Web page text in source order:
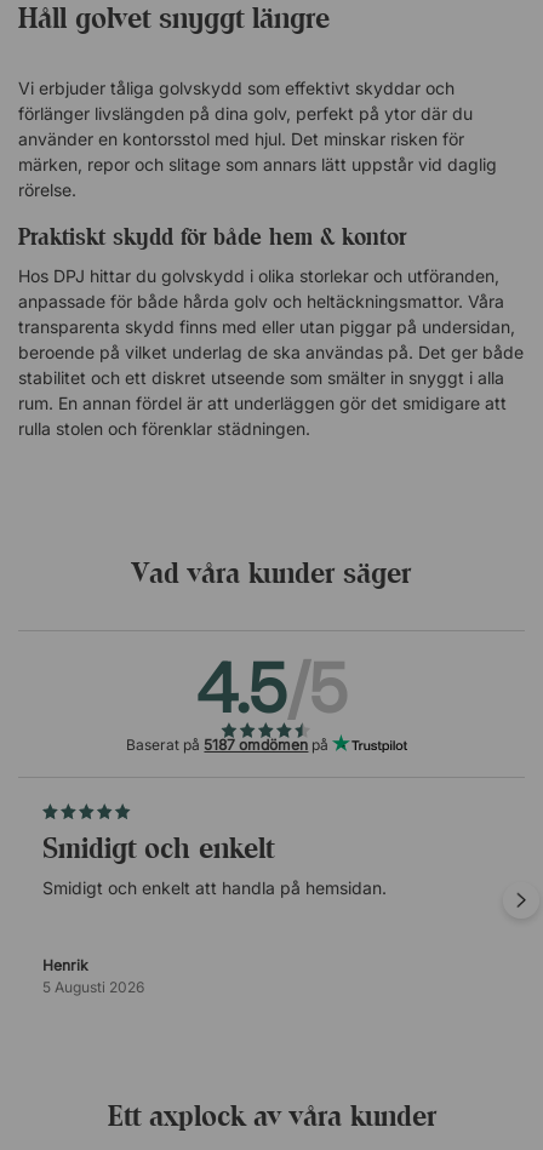
använder stolen mer sporadiskt. Hållbara material
Golvskyddet är tillverkat av högkvalitativ polyvinyl, ett
Det är byggt för att hålla över tid!Ett transparent golvskydd
som effektivt skyddar underlaget från slitage och
nedsmutsning. Skyddet ger dig dessutom ökad komfort då
kontorsstolen rullar lätt och behagligt. Skyddar
heltäckningsmattan effektivt! Ger optimal komfort med lätt
Utvecklad för daglig användning i krävande miljöer.
Plastdubbar som håller skyddet på plats.
Håll golvet snyggt längre
Vi erbjuder tåliga golvskydd som effektivt skyddar och
förlänger livslängden på dina golv, perfekt på ytor där du
använder en kontorsstol med hjul. Det minskar risken för
märken, repor och slitage som annars lätt uppstår vid daglig
rörelse.
Praktiskt skydd för både hem & kontor
Hos DPJ hittar du golvskydd i olika storlekar och utföranden,
anpassade för både hårda golv och heltäckningsmattor. Våra
transparenta skydd finns med eller utan piggar på undersidan,
beroende på vilket underlag de ska användas på. Det ger både
stabilitet och ett diskret utseende som smälter in snyggt i alla
rum. En annan fördel är att underläggen gör det smidigare att
rulla stolen och förenklar städningen.
Vad våra kunder säger
4.5/5
Baserat på 5187 omdömen på
Smidigt och enkelt
Smidigt och enkelt att handla på hemsidan.
Henrik
5 Augusti 2026
Ett axplock av våra kunder